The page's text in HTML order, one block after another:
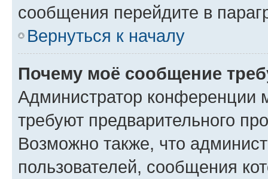
сообщения перейдите в
Вернуться к началу
Почему моё сообщение
Администратор конференции
требуют предварительного
Возможно также, что
пользователей, сообщения